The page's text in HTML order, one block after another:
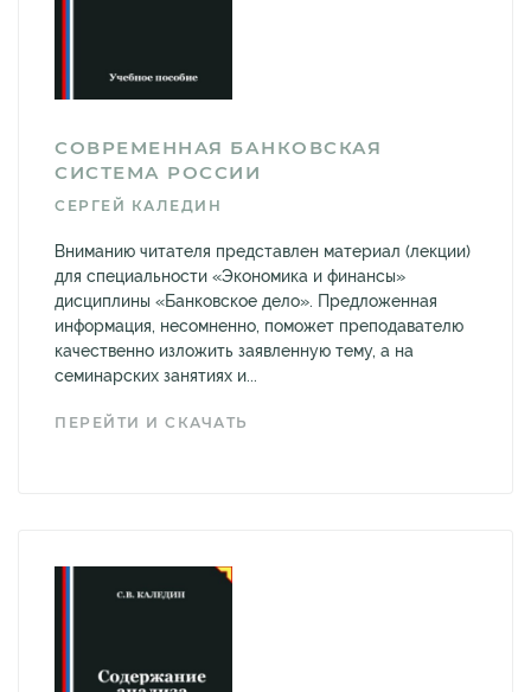
СОВРЕМЕННАЯ БАНКОВСКАЯ
СИСТЕМА РОССИИ
СЕРГЕЙ КАЛЕДИН
Вниманию читателя представлен материал (лекции)
для специальности «Экономика и финансы»
дисциплины «Банковское дело». Предложенная
информация, несомненно, поможет преподавателю
качественно изложить заявленную тему, а на
семинарских занятиях и...
ПЕРЕЙТИ И СКАЧАТЬ